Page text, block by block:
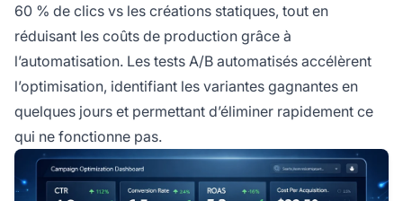
60 % de clics vs les créations statiques, tout en
réduisant les coûts de production grâce à
l’automatisation. Les tests A/B automatisés accélèrent
l’optimisation, identifiant les variantes gagnantes en
quelques jours et permettant d’éliminer rapidement ce
qui ne fonctionne pas.